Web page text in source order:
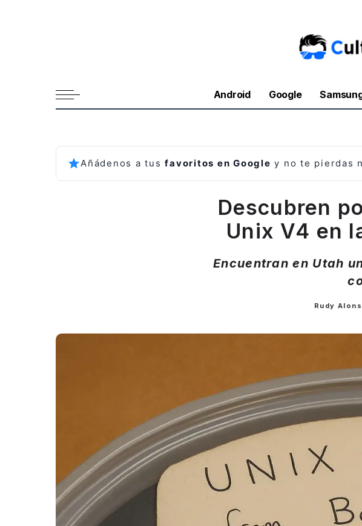
Android Google
Añádenos a tusfavoritos en Google y no te pierdas
Descubren
Unix V4 en
Encuentran en Utah
Posted
Rudy